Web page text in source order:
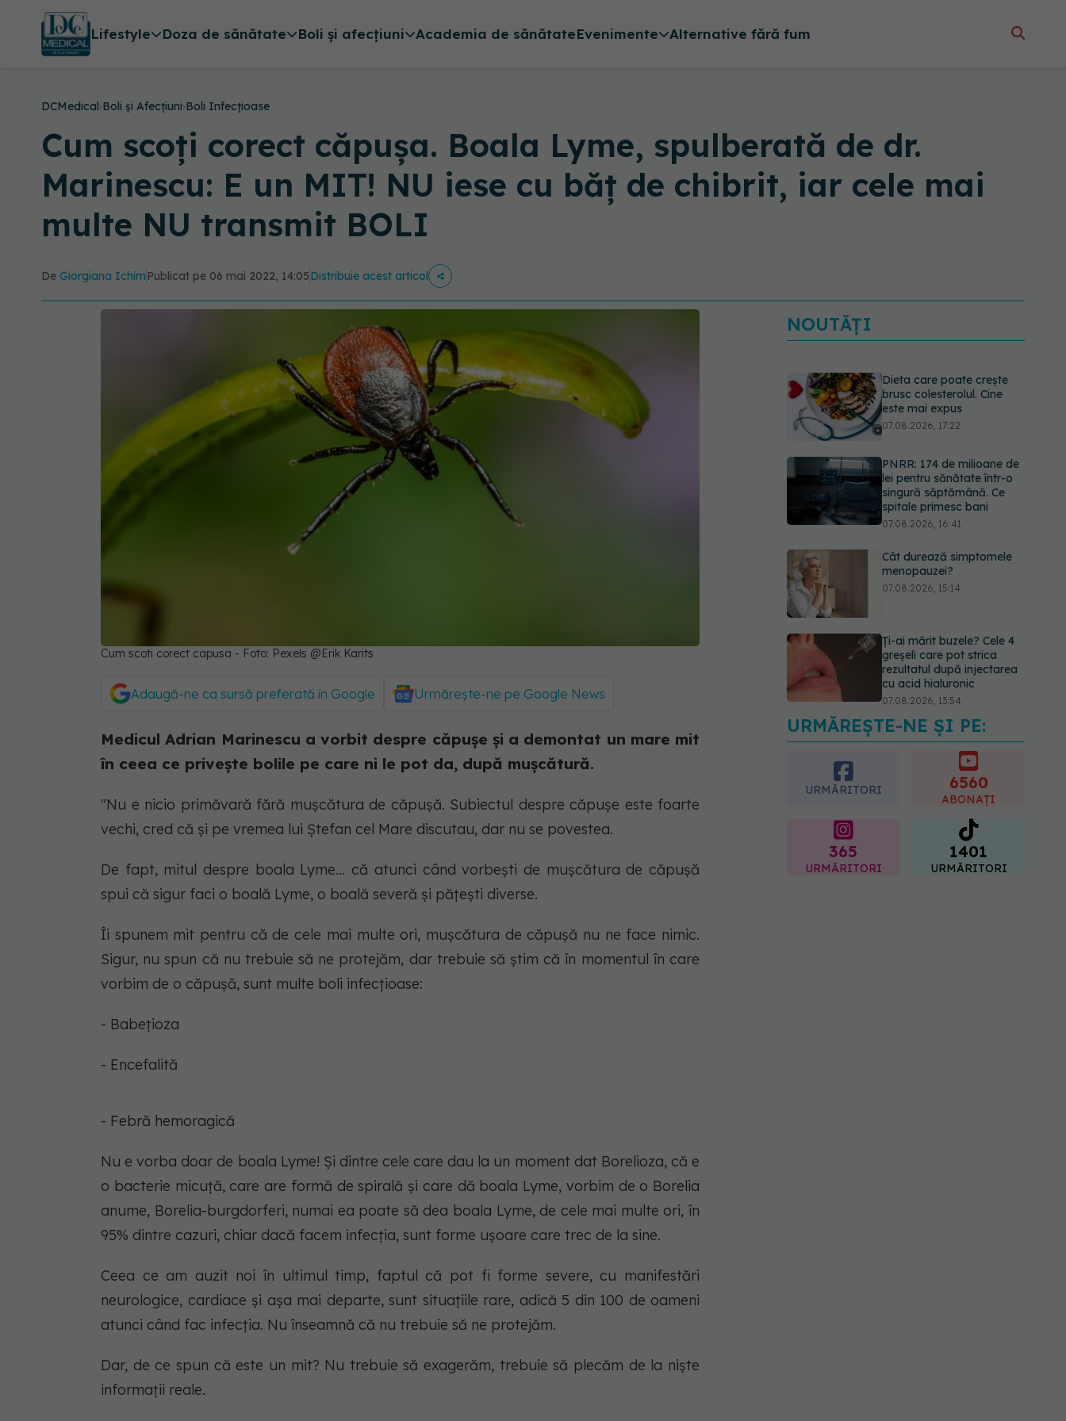
Lifestyle Doza de sănătate Boli și afecțiuni Academia de sănătateEvenimente Alternative fără fum
DCMedical›Boli și Afecțiuni›Boli Infecțioase
Cum scoți corect căpușa. Boala Lyme, spulberată de dr.
Marinescu: E un MIT! NU iese cu băț de chibrit, iar cele mai
multe NU transmit BOLI
De Giorgiana Ichim Publicat pe 06 mai 2022, 14:05Distribuie acest articol
Cum scoti corect capusa - Foto: Pexels @Erik Karits
Adaugă-ne ca sursă preferată în Google Urmărește-ne pe Google News
Medicul Adrian Marinescu a vorbit despre căpușe și a demontat un mare mit
în ceea ce privește bolile pe care ni le pot da, după mușcătură.
"Nu e nicio primăvară fără mușcătura de căpușă. Subiectul despre căpușe este foarte
vechi, cred că și pe vremea lui Ștefan cel Mare discutau, dar nu se povestea.
De fapt, mitul despre boala Lyme... că atunci când vorbești de mușcătura de căpușă
spui că sigur faci o boală Lyme, o boală severă și pățești diverse.
Îi spunem mit pentru că de cele mai multe ori, mușcătura de căpușă nu ne face nimic.
Sigur, nu spun că nu trebuie să ne protejăm, dar trebuie să știm că în momentul în care
vorbim de o căpușă, sunt multe boli infecțioase:
- Babețioza
- Encefalită
- Febră hemoragică
Nu e vorba doar de boala Lyme! Și dintre cele care dau la un moment dat Borelioza, că e
o bacterie micuță, care are formă de spirală și care dă boala Lyme, vorbim de o Borelia
anume, Borelia-burgdorferi, numai ea poate să dea boala Lyme, de cele mai multe ori, în
95% dintre cazuri, chiar dacă facem infecția, sunt forme ușoare care trec de la sine.
Ceea ce am auzit noi în ultimul timp, faptul că pot fi forme severe, cu manifestări
neurologice, cardiace și așa mai departe, sunt situațiile rare, adică 5 din 100 de oameni
atunci când fac infecția. Nu înseamnă că nu trebuie să ne protejăm.
Dar, de ce spun că este un mit? Nu trebuie să exagerăm, trebuie să plecăm de la niște
informații reale.
NOUTĂȚI
Dieta care poate crește
brusc colesterolul. Cine
este mai expus
07.08.2026, 17:22
PNRR: 174 de milioane de
lei pentru sănătate într-o
singură săptămână. Ce
spitale primesc bani
07.08.2026, 16:41
Cât durează simptomele
menopauzei?
07.08.2026, 15:14
Ți-ai mărit buzele? Cele 4
greșeli care pot strica
rezultatul după injectarea
cu acid hialuronic
07.08.2026, 13:54
Testul din deget care ar
putea indica riscul pentru 8
07.08.2026, 18:34
URMĂREȘTE-NE ȘI PE:
URMĂRITORI 6560
ABONAȚI
365
URMĂRITORI
1401
URMĂRITORI